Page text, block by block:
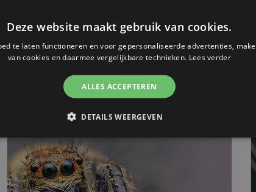
Deze website maakt gebruik van cookies.
te laten functioneren en voor gepersonaliseerde advertenties,
van cookies en daarmee vergelijkbare technieken. Lees verder
ALLES ACCEPTEREN
DETAILS WEERGEVEN